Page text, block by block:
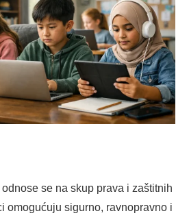
se na skup prava i zaštitnih
omogućuju sigurno, ravnopravno i